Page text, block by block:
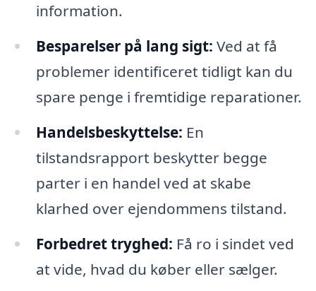
information.
Besparelser på lang sigt: Ved at få
problemer identificeret tidligt kan du
spare penge i fremtidige reparationer.
Handelsbeskyttelse: En
tilstandsrapport beskytter begge
parter i en handel ved at skabe
klarhed over ejendommens tilstand.
Forbedret tryghed: Få ro i sindet ved
at vide, hvad du køber eller sælger.